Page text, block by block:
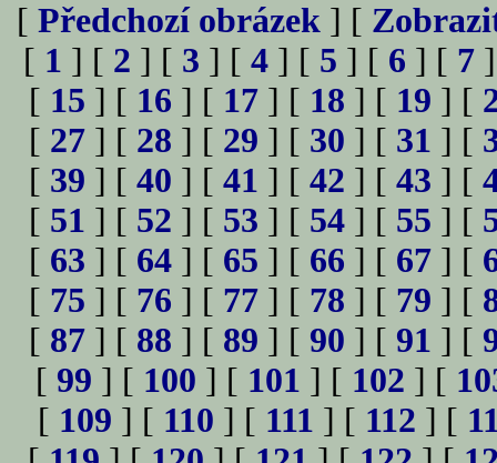
[ Předchozí obrázek ] [
[ 1 ] [ 2 ] [ 3 ] [ 4 ] [ 5 ] [ 6 ] [ 7
[ 15 ] [ 16 ] [ 17 ] [ 18 ] [ 19 ] [
[ 27 ] [ 28 ] [ 29 ] [ 30 ] [ 31 ] [
[ 39 ] [ 40 ] [ 41 ] [ 42 ] [ 43 ] [
[ 51 ] [ 52 ] [ 53 ] [ 54 ] [ 55 ] [
[ 63 ] [ 64 ] [ 65 ] [ 66 ] [ 67 ] [
[ 75 ] [ 76 ] [ 77 ] [ 78 ] [ 79 ] [
[ 87 ] [ 88 ] [ 89 ] [ 90 ] [ 91 ] [
[ 99 ] [ 100 ] [ 101 ] [ 102 ] [
[ 109 ] [ 110 ] [ 111 ] [ 112 ] [